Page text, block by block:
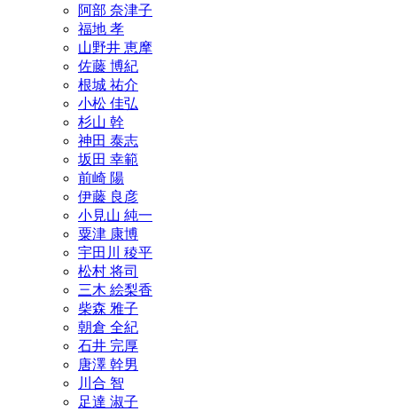
阿部 奈津子
福地 孝
山野井 恵摩
佐藤 博紀
根城 祐介
小松 佳弘
杉山 幹
神田 泰志
坂田 幸範
前崎 陽
伊藤 良彦
小見山 純一
粟津 康博
宇田川 稜平
松村 将司
三木 絵梨香
柴森 雅子
朝倉 全紀
石井 完厚
唐澤 幹男
川合 智
足達 淑子